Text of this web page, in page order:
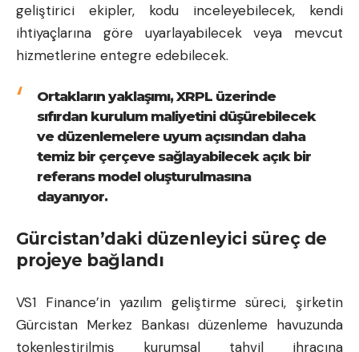
geliştirici ekipler, kodu inceleyebilecek, kendi
ihtiyaçlarına göre uyarlayabilecek veya mevcut
hizmetlerine entegre edebilecek.
Ortakların yaklaşımı, XRPL üzerinde
sıfırdan kurulum maliyetini düşürebilecek
ve düzenlemelere uyum açısından daha
temiz bir çerçeve sağlayabilecek açık bir
referans model oluşturulmasına
dayanıyor.
Gürcistan’daki düzenleyici süreç de
projeye bağlandı
VS1 Finance’in yazılım geliştirme süreci, şirketin
Gürcistan Merkez Bankası düzenleme havuzunda
tokenleştirilmiş kurumsal tahvil ihracına